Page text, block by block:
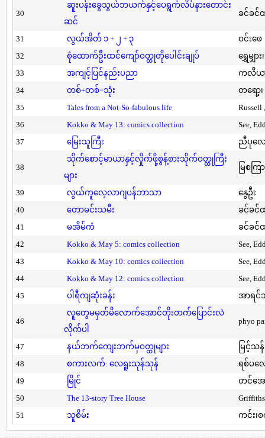
30
ဆူးပန်းခွေသွယ်ဘယက်နှင့်ပေရွက်လိပ်နားတောင်း
ဆင်
ခင်ခင်
31 လွယ်အိတ် ၁ + ၂ + ၃
ဝင်းဖေ
32
စုံထောက်ဦးထင်ကျော်ဝတ္ထုတိုပေါင်းချုပ်
ရွှေမျှား
33
အကျင့်ပြင်နည်းပညာ
ကလီယာ
34
တစ်+တစ်=သုံး
တရော့၊
35
Tales from a Not-So-fabulous life
Russell
36
Kokko & May 13: comics collection
See,
37
မြေးသူကြီး ညီပုလေ
38
သိုက်စောင့်မာယာနှင့်လှိုက်ဖို့စွန့်စားသိုက်ဝတ္ထုကြီး
များ
မြစကြာ
39 လွယ်ကူလေ့လာဂျပန်ဘာသာ
နွေဦး
40
တောမင်းသမီး
ခင်ခင်
41
မအိမ်ကံ
ခင်ခင်
42
Kokko & May 5: comics collection
See,
43
Kokko & May 10: comics collection
See,
44
Kokko & May 12: comics collection
See,
45
ပါရီကျဆုံးခန်း အာရင်
46
လူတွေမမှတ်မိလောက်အောင်တိုးတက်ပြောင်းလဲ
လိုက်ပါ
phyo
47 နယ်ဘက်ကျေးဘက်မှဝတ္ထုများ
မြင့်သန်
48
စကားလက်: လေရူးသုန်သုန်
ရစ်ပလ
49
မြိုင်
တင်အေ
50
The 13-story Tree House
51
သူစိမ်း ကင်း၊